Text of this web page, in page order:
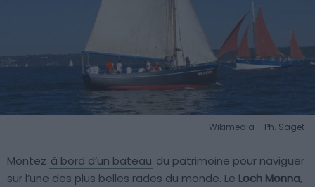
Wikimedia – Ph. Saget
Montez à bord d’un bateau du patrimoine pour naviguer
sur l’une des plus belles rades du monde. Le Loch Monna,